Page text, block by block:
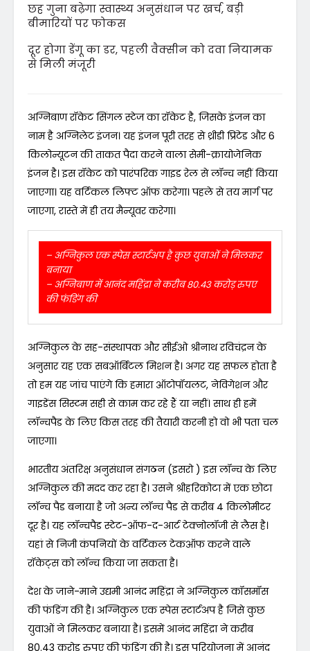
छह गुना बढ़ेगा स्वास्थ्य अनुसंधान पर खर्च, बड़ी
बीमारियों पर फोकस
दूर होगा डेंगू का डर, पहली वैक्सीन को दवा नियामक
से मिली मंजूरी
अग्निबाण रॉकेट सिंगल स्टेज का रॉकेट है, जिसके इंजन का
नाम है अग्निलेट इंजन। यह इंजन पूरी तरह से थ्रीडी प्रिंटेड और 6
किलोन्यूटन की ताकत पैदा करने वाला सेमी-क्रायोजेनिक
इंजन है। इस रॉकेट को पारंपरिक गाइड रेल से लॉन्च नहीं किया
जाएगा। यह वर्टिकल लिफ्ट ऑफ करेगा। पहले से तय मार्ग पर
जाएगा, रास्ते में ही तय मैन्यूवर करेगा।
– अग्निकुल एक स्पेस स्टार्टअप है कुछ युवाओं ने मिलकर
बनाया
– अग्निबाण में आनंद महिंद्रा ने करीब 80.43 करोड़ रुपए
की फंडिंग की
अग्निकुल के सह-संस्थापक और सीईओ श्रीनाथ रविचंद्रन के
अनुसार यह एक सबऑर्बिटल मिशन है। अगर यह सफल होता है
तो हम यह जांच पाएंगे कि हमारा ऑटोपॉयलट, नेविगेशन और
गाइडेंस सिस्टम सही से काम कर रहे हैं या नहीं। साथ ही हमें
लॉन्चपैड के लिए किस तरह की तैयारी करनी हो वो भी पता चल
जाएगा।
भारतीय अंतरिक्ष अनुसंधान संगठन (इसरो ) इस लॉन्च के लिए
अग्निकुल की मदद कर रहा है। उसने श्रीहरिकोटा में एक छोटा
लॉन्च पैड बनाया है जो अन्य लॉन्च पैड से करीब 4 किलोमीटर
दूर है। यह लॉन्चपैड स्टेट-ऑफ-द-आर्ट टेक्नोलॉजी से लैस है।
यहां से निजी कंपनियों के वर्टिकल टेकऑफ करने वाले
रॉकेट्स को लॉन्च किया जा सकता है।
देश के जाने-माने उद्यमी आनंद महिंद्रा ने अग्निकुल कॉसमॉस
की फंडिंग की है। अग्निकुल एक स्पेस स्टार्टअप है जिसे कुछ
युवाओं ने मिलकर बनाया है। इसमें आनंद महिंद्रा ने करीब
80.43 करोड़ रुपए की फंडिंग की है। इस परियोजना में आनंद